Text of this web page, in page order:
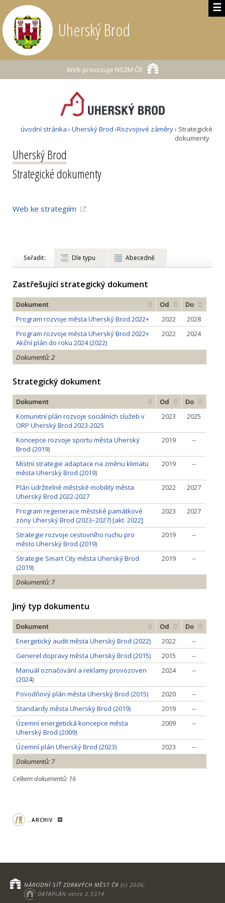
☰
Uherský Brod
Web provozuje NSZM ČR
úvodní stránka › Uherský Brod ›Rozvojové záměry› Strategické
dokumenty
Uherský Brod
Strategické dokumenty
Web ke strategiím
Seřadit: Dle typu Abecedně
Zastřešující strategický dokument
Dokument Od
Do
Program rozvoje města Uherský Brod 2022+
2022
2028
Program rozvoje města Uherský Brod 2022+
Akční plán do roku 2024 (2022)
2022 2024
Dokumentů: 2
Strategický dokument
Dokument Od
Do
Komunitní plán rozvoje sociálních služeb v
ORP Uherský Brod 2023-2025
2023 2025
Koncepce rozvoje sportu města Uherský
Brod (2019)
2019 --
Místní strategie adaptace na změnu klimatu
města Uherský Brod (2019)
2019 --
Plán udržitelné městské mobility města
Uherský Brod 2022-2027
2022 2027
Program regenerace městské památkové
zóny Uherský Brod (2023–2027) [akt. 2022]
2023 2027
Strategie rozvoje cestovního ruchu pro
město Uherský Brod (2019)
2019 --
Strategie Smart City města Uherský Brod
(2019)
2019 --
Dokumentů: 7
Jiný typ dokumentu
Dokument Od
Do
Energetický audit města Uherský Brod (2022)
2022
--
Generel dopravy města Uherský Brod (2015)
2015
--
Manuál označování a reklamy provozoven
(2024)
2024 --
Povodňový plán města Uherský Brod (2015) 2020
--
Standardy města Uherský Brod (2019)
2019
--
Územní energetická koncepce města
Uherský Brod (2009)
2009 --
Územní plán Uherský Brod (2023) 2023
--
Dokumentů: 7
Celkem dokumentů: 16
..ARCHIV
NÁRODNÍ SÍŤ ZDRAVÝCH MĚST ČR (c) 2026;
DATAPLÁN verze 2.5314